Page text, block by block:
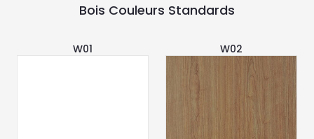
Bois Couleurs Standards
W01 W02